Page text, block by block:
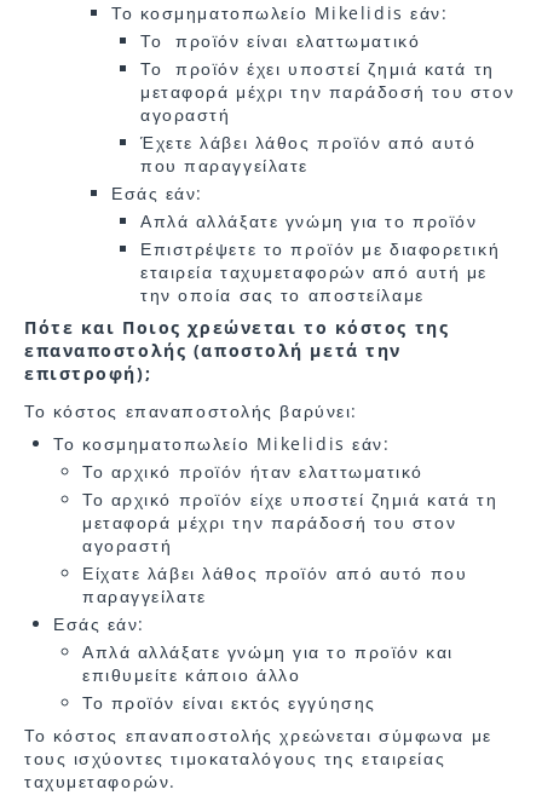
Το κοσμηματοπωλείο Mikelidis εάν:
Το προϊόν είναι ελαττωματικό
Το προϊόν έχει υποστεί ζημιά κατά τη
μεταφορά μέχρι την παράδοσή του στον
αγοραστή
Έχετε λάβει λάθος προϊόν από αυτό
που παραγγείλατε
Εσάς εάν:
Απλά αλλάξατε γνώμη για το προϊόν
Επιστρέψετε το προϊόν με διαφορετική
εταιρεία ταχυμεταφορών από αυτή με
την οποία σας το αποστείλαμε
Πότε και Ποιος χρεώνεται το κόστος της
επαναποστολής (αποστολή μετά την
επιστροφή);
Το κόστος επαναποστολής βαρύνει:
Το κοσμηματοπωλείο Mikelidis εάν:
Το αρχικό προϊόν ήταν ελαττωματικό
Το αρχικό προϊόν είχε υποστεί ζημιά κατά τη
μεταφορά μέχρι την παράδοσή του στον
αγοραστή
Είχατε λάβει λάθος προϊόν από αυτό που
παραγγείλατε
Εσάς εάν:
Απλά αλλάξατε γνώμη για το προϊόν και
επιθυμείτε κάποιο άλλο
Το προϊόν είναι εκτός εγγύησης
Το κόστος επαναποστολής χρεώνεται σύμφωνα με
τους ισχύοντες τιμοκαταλόγους της εταιρείας
ταχυμεταφορών.